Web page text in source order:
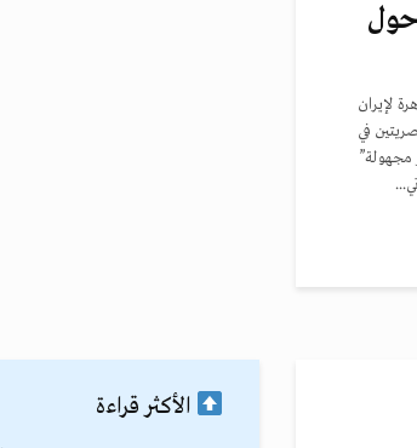
حول
لإيران
في
مجهولة”
الأكثر قراءة